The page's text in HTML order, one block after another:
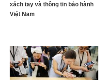
xách tay và thông tin bảo hành
Việt Nam